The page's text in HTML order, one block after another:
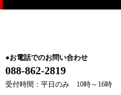
●お電話でのお問い合わせ
088-862-2819
受付時間：平日のみ 10時～16時